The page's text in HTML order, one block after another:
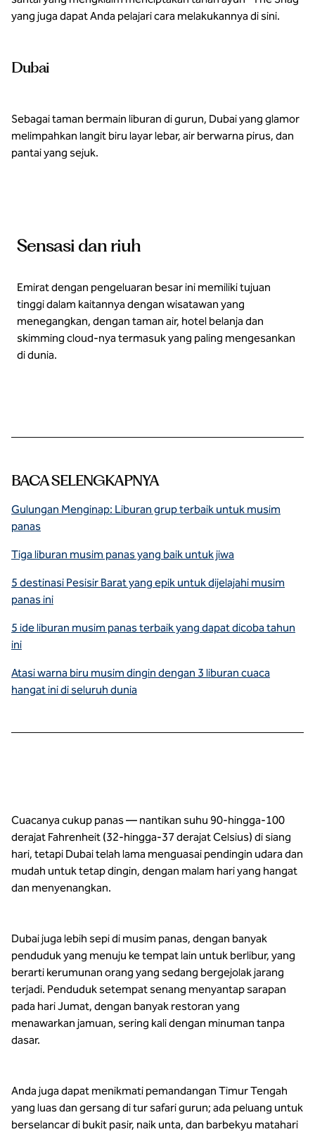
yang juga dapat Anda pelajari cara melakukannya di sini.
Dubai
Sebagai taman bermain liburan di gurun, Dubai yang glamor
melimpahkan langit biru layar lebar, air berwarna pirus, dan
pantai yang sejuk.
Sensasi dan riuh
Emirat dengan pengeluaran besar ini memiliki tujuan
tinggi dalam kaitannya dengan wisatawan yang
menegangkan, dengan taman air, hotel belanja dan
skimming cloud-nya termasuk yang paling mengesankan
di dunia.
BACA SELENGKAPNYA
Gulungan Menginap: Liburan grup terbaik untuk musim
panas
Tiga liburan musim panas yang baik untuk jiwa
5 destinasi Pesisir Barat yang epik untuk dijelajahi musim
panas ini
5 ide liburan musim panas terbaik yang dapat dicoba tahun
ini
Atasi warna biru musim dingin dengan 3 liburan cuaca
hangat ini di seluruh dunia
Cuacanya cukup panas — nantikan suhu 90-hingga-100
derajat Fahrenheit (32-hingga-37 derajat Celsius) di siang
hari, tetapi Dubai telah lama menguasai pendingin udara dan
mudah untuk tetap dingin, dengan malam hari yang hangat
dan menyenangkan.
Dubai juga lebih sepi di musim panas, dengan banyak
penduduk yang menuju ke tempat lain untuk berlibur, yang
berarti kerumunan orang yang sedang bergejolak jarang
terjadi. Penduduk setempat senang menyantap sarapan
pada hari Jumat, dengan banyak restoran yang
menawarkan jamuan, sering kali dengan minuman tanpa
dasar.
Anda juga dapat menikmati pemandangan Timur Tengah
yang luas dan gersang di tur safari gurun; ada peluang untuk
berselancar di bukit pasir, naik unta, dan barbekyu matahari